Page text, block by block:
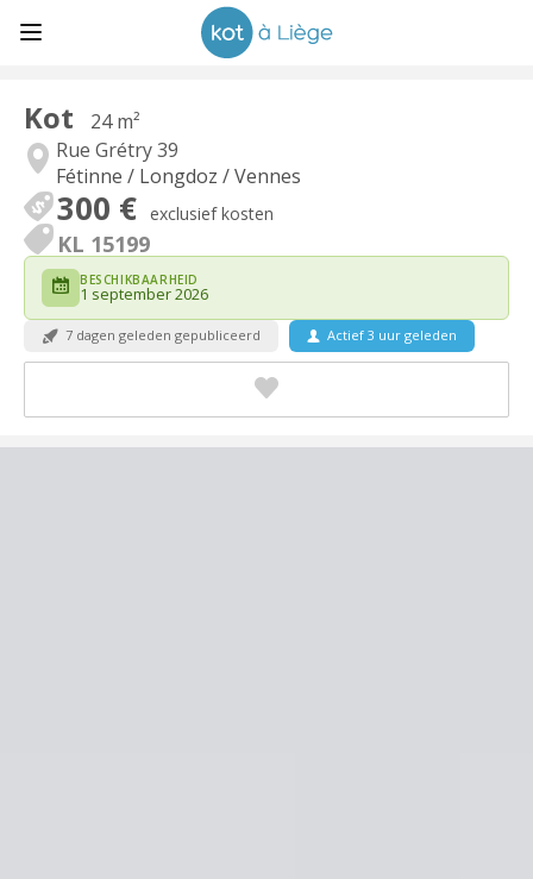
Kot
24 m²
Rue Grétry 39
Fétinne / Longdoz / Vennes
300 € exclusief kosten
KL 15199
BESCHIKBAARHEID
1 september 2026
7 dagen geleden gepubliceerd Actief 3 uur geleden